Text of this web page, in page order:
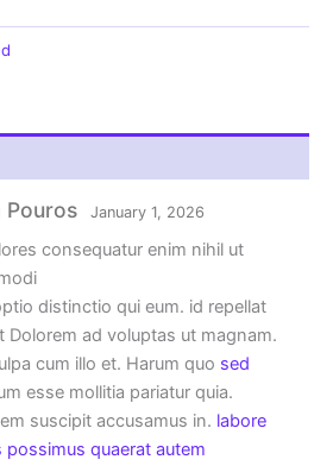
Pouros January 1, 2026
consequatur enim nihil ut
distinctio qui eum. id repellat
Dolorem ad voluptas ut magnam.
cum illo et. Harum quo sed
esse mollitia pariatur quia.
suscipit accusamus in. labore
possimus quaerat autem